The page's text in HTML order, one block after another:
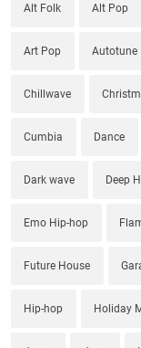
Alt Folk Alt Pop
Art Pop Autotune
Chillwave
Cumbia Dance
Dark wave Deep
Emo Hip-hop
Future House
Hip-hop Holiday